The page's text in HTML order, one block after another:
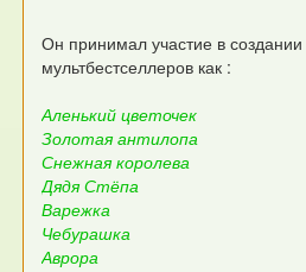
Он принимал участие в создании
мультбестселлеров как :
Аленький цветочек
Золотая антилопа
Снежная королева
Дядя Стёпа
Варежка
Чебурашка
Аврора